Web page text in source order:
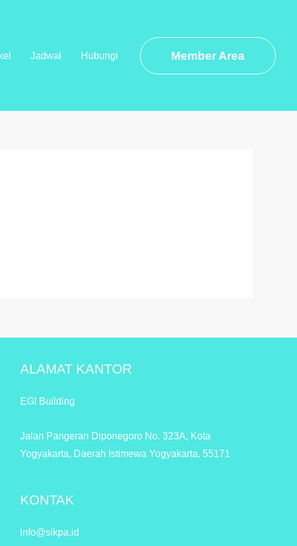
Jadwal Hubungi Member Area
ALAMAT KANTOR
EGI Building
Jalan Pangeran Diponegoro No. 323A, Kota
Yogyakarta, Daerah Istimewa Yogyakarta, 55171
KONTAK
info@sikpa.id